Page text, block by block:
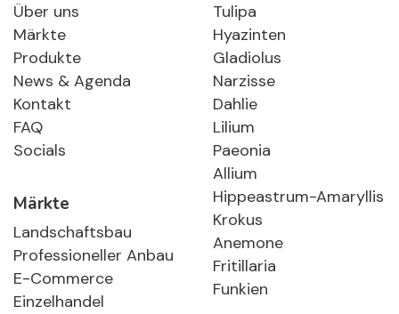
Über uns
Märkte
Produkte
News & Agenda
Kontakt
FAQ
Socials
Märkte
Landschaftsbau
Professioneller Anbau
E-Commerce
Einzelhandel
Tulipa
Hyazinten
Gladiolus
Narzisse
Dahlie
Lilium
Paeonia
Allium
Hippeastrum-Amaryllis
Krokus
Anemone
Fritillaria
Funkien